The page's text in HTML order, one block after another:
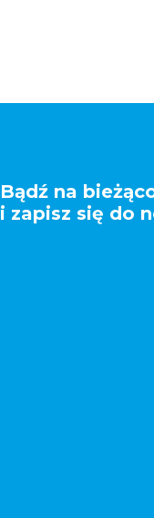
Bądź na
i zapisz się do